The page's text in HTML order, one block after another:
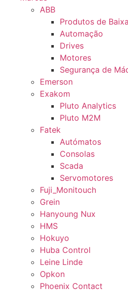
ABB
Produtos de
Automação
Drives
Motores
Segurança de
Emerson
Exakom
Pluto Analytics
Pluto M2M
Fatek
Autómatos
Consolas
Scada
Servomotores
Fuji_Monitouch
Grein
Hanyoung Nux
HMS
Hokuyo
Huba Control
Leine Linde
Opkon
Phoenix Contact